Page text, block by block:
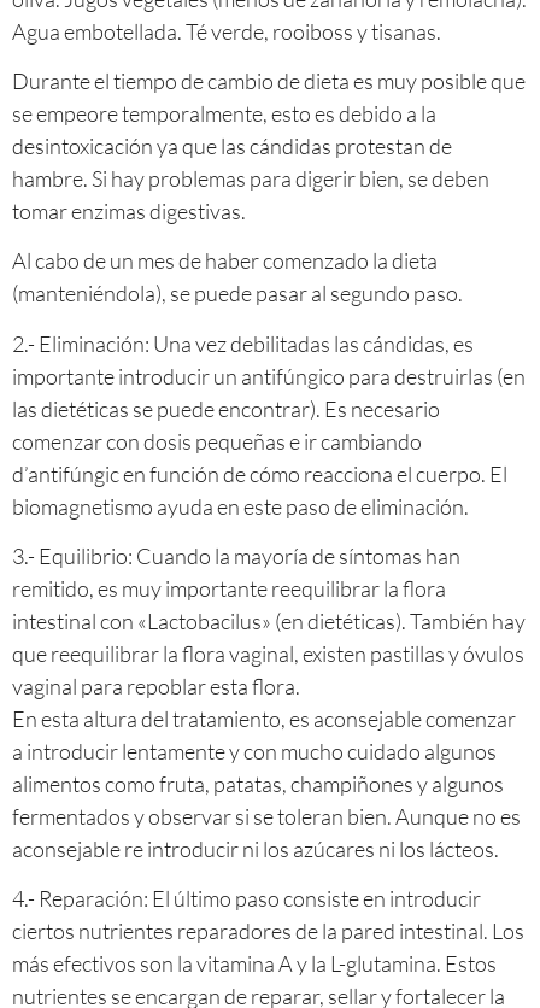
Agua embotellada. Té verde, rooiboss y tisanas.
Durante el tiempo de cambio de dieta es muy posible que
se empeore temporalmente, esto es debido a la
desintoxicación ya que las cándidas protestan de
hambre. Si hay problemas para digerir bien, se deben
tomar enzimas digestivas.
Al cabo de un mes de haber comenzado la dieta
(manteniéndola), se puede pasar al segundo paso.
2.- Eliminación: Una vez debilitadas las cándidas, es
importante introducir un antifúngico para destruirlas (en
las dietéticas se puede encontrar). Es necesario
comenzar con dosis pequeñas e ir cambiando
d’antifúngic en función de cómo reacciona el cuerpo. El
biomagnetismo ayuda en este paso de eliminación.
3.- Equilibrio: Cuando la mayoría de síntomas han
remitido, es muy importante reequilibrar la flora
intestinal con «Lactobacilus» (en dietéticas). También hay
que reequilibrar la flora vaginal, existen pastillas y óvulos
vaginal para repoblar esta flora.
En esta altura del tratamiento, es aconsejable comenzar
a introducir lentamente y con mucho cuidado algunos
alimentos como fruta, patatas, champiñones y algunos
fermentados y observar si se toleran bien. Aunque no es
aconsejable re introducir ni los azúcares ni los lácteos.
4.- Reparación: El último paso consiste en introducir
ciertos nutrientes reparadores de la pared intestinal. Los
más efectivos son la vitamina A y la L-glutamina. Estos
nutrientes se encargan de reparar, sellar y fortalecer la